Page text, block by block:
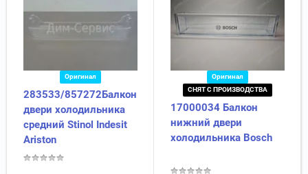
Оригинал
283533/857272Балкон
двери холодильника
средний Stinol Indesit
Ariston
Оригинал
СНЯТ С ПРОИЗВОДСТВА
17000034 Балкон
нижний двери
холодильника Bosch